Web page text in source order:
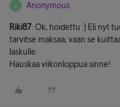
A Anonymous
Riki87: Ok, hoidettu :) Eli nyt
tarvitse maksaa, vaan se
laskulle.
Hauskaa viikonloppua sinne!